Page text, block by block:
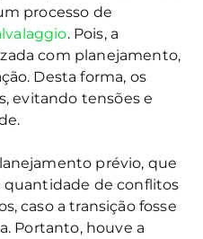
processo de
. Pois, a
com planejamento,
Desta forma, os
evitando tensões e
prévio, que
de conflitos
caso a transição fosse
Portanto, houve a